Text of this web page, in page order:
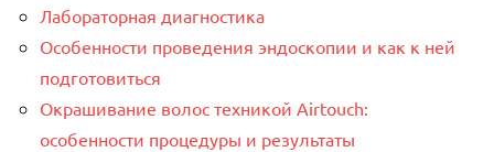
Лабораторная диагностика
Особенности проведения эндоскопии и как к ней
подготовиться
Окрашивание волос техникой Airtouch:
особенности процедуры и результаты